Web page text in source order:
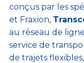
conçus par les
et Fraxion,
au réseau de
service de
de trajets